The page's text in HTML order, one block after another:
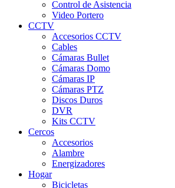
Control de Asistencia
Video Portero
CCTV
Accesorios CCTV
Cables
Cámaras Bullet
Cámaras Domo
Cámaras IP
Cámaras PTZ
Discos Duros
DVR
Kits CCTV
Cercos
Accesorios
Alambre
Energizadores
Hogar
Bicicletas